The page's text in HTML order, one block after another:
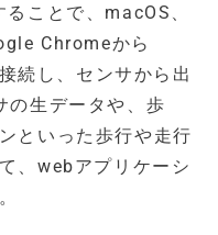
ることで、macOS、
Chromeから
続し、センサから出
の生データや、歩
といった歩行や走行
、webアプリケーシ